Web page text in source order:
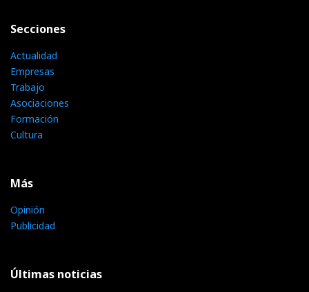
Secciones
Actualidad
Empresas
Trabajo
Asociaciones
Formación
Cultura
Más
Opinión
Publicidad
Últimas noticias